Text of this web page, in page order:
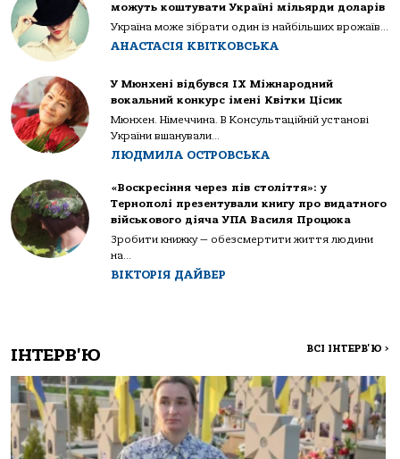
можуть коштувати Україні мільярди доларів
Україна може зібрати один із найбільших врожаїв...
АНАСТАСІЯ КВІТКОВСЬКА
У Мюнхені відбувся IX Міжнародний
вокальний конкурс імені Квітки Цісик
Мюнхен. Німеччина. В Консультаційній установі
України вшанували...
ЛЮДМИЛА ОСТРОВСЬКА
«Воскресіння через пів століття»: у
Тернополі презентували книгу про видатного
військового діяча УПА Василя Процюка
Зробити книжку — обезсмертити життя людини
на...
ВІКТОРІЯ ДАЙВЕР
ІНТЕРВ'Ю ВСІ ІНТЕРВ'Ю >